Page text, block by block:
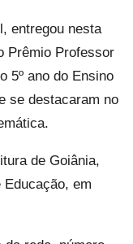
entregou nesta
Prêmio Professor
5º ano do Ensino
se destacaram no
de Goiânia,
em